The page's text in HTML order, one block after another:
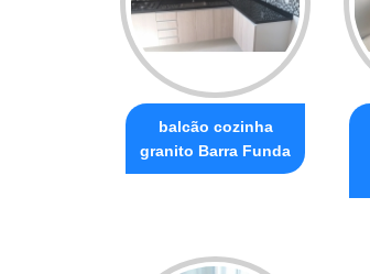
balcão cozinha
granito Barra Funda